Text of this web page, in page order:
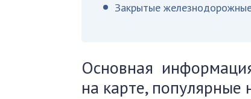
Закрытые
Основная
на карте, популярные